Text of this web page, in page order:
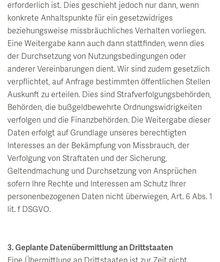
erforderlich ist. Dies geschieht jedoch nur dann, wenn
konkrete Anhaltspunkte für ein gesetzwidriges
beziehungsweise missbräuchliches Verhalten vorliegen.
Eine Weitergabe kann auch dann stattfinden, wenn dies
der Durchsetzung von Nutzungsbedingungen oder
anderer Vereinbarungen dient. Wir sind zudem gesetzlich
verpflichtet, auf Anfrage bestimmten öffentlichen Stellen
Auskunft zu erteilen. Dies sind Strafverfolgungsbehörden,
Behörden, die bußgeldbewehrte Ordnungswidrigkeiten
verfolgen und die Finanzbehörden. Die Weitergabe dieser
Daten erfolgt auf Grundlage unseres berechtigten
Interesses an der Bekämpfung von Missbrauch, der
Verfolgung von Straftaten und der Sicherung,
Geltendmachung und Durchsetzung von Ansprüchen
sofern Ihre Rechte und Interessen am Schutz Ihrer
personenbezogenen Daten nicht überwiegen, Art. 6 Abs. 1
lit. f DSGVO.
3. Geplante Datenübermittlung an Drittstaaten